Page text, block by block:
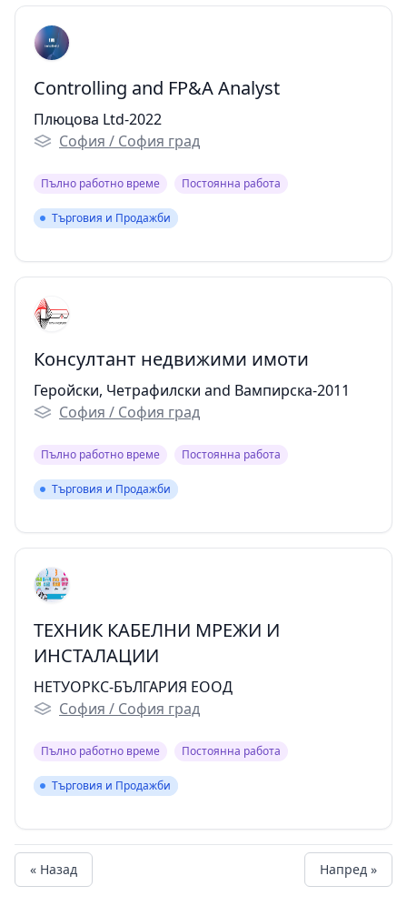
Controlling and FP&A Analyst
Плюцова Ltd-2022
София / София град
Пълно работно време Постоянна работа
Търговия и Продажби
Търговия и Продажби
Консултант недвижими имоти
Геройски, Четрафилски and Вампирска-2011
София / София град
Пълно работно време Постоянна работа
Търговия и Продажби
Търговия и Продажби
ТЕХНИК КАБЕЛНИ МРЕЖИ И
ИНСТАЛАЦИИ
НЕТУОРКС-БЪЛГАРИЯ ЕООД
София / София град
Пълно работно време Постоянна работа
Търговия и Продажби
Търговия и Продажби
« Назад Напред »